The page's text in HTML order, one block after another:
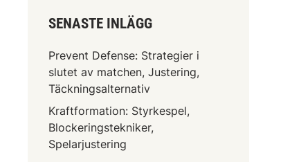
SENASTE INLÄGG
Prevent Defense: Strategier i
slutet av matchen, Justering,
Täckningsalternativ
Kraftformation: Styrkespel,
Blockeringstekniker,
Spelarjustering